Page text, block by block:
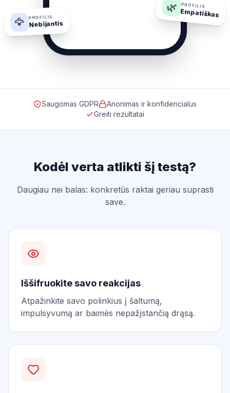
🌿 PROFILIS
Empatiškas
🦅 PROFILIS
Nebijantis
Saugomas GDPR
Anonimas ir konfidencialus
Greiti rezultatai
Kodėl verta atlikti šį testą?
Daugiau nei balas: konkretūs raktai geriau suprasti
save.
Iššifruokite savo reakcijas
Atpažinkite savo polinkius į šaltumą,
impulsyvumą ar baimės nepažįstančią drąsą.